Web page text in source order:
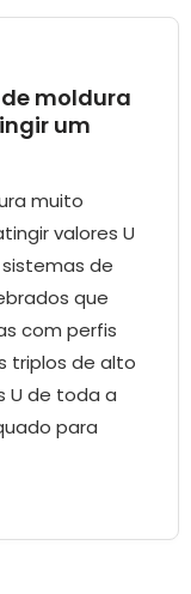
moldura
um
muito
valores U
de
que
com perfis
triplos de alto
U de toda a
para